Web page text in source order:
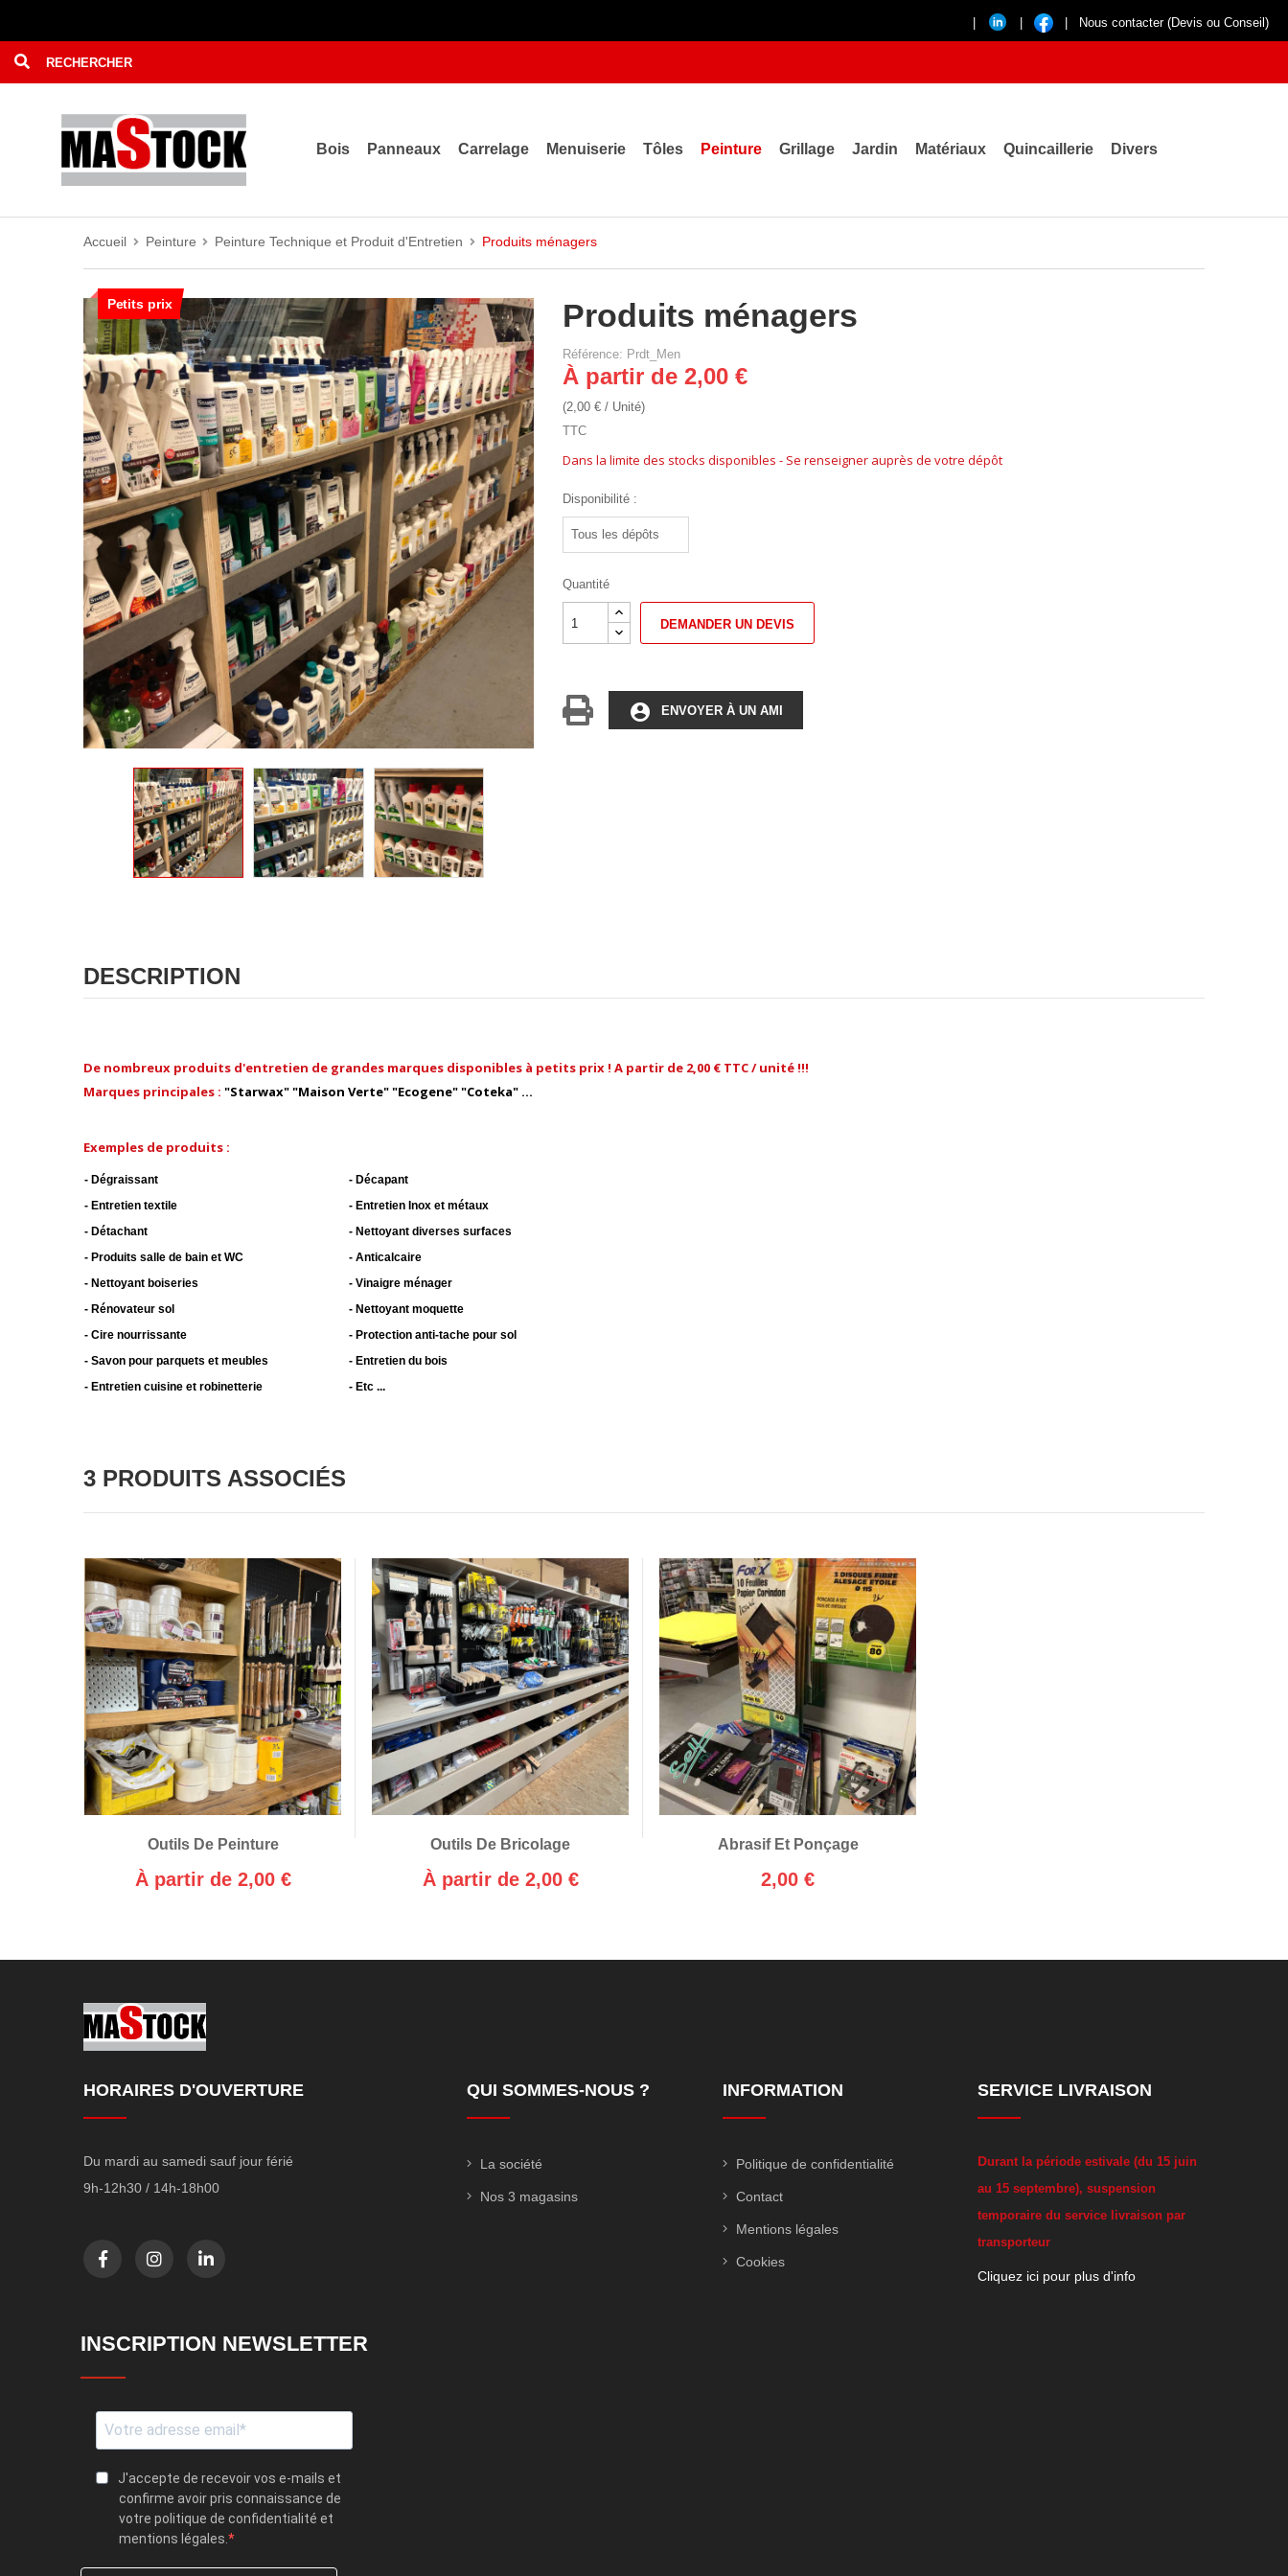
Nous contacter (Devis ou Conseil)
Bois Panneaux Carrelage Menuiserie Tôles Peinture Grillage Jardin Matériaux Quincaillerie Divers
Accueil Peinture Peinture Technique et Produit d'Entretien Produits ménagers
Petits prix Produits ménagers
Référence: Prdt_Men
À partir de 2,00 €
(2,00 € / Unité)
TTC
Dans la limite des stocks disponibles - Se renseigner auprès de votre dépôt
Disponibilité :
Quantité
DEMANDER UN DEVIS
account_circle ENVOYER À UN AMI
DESCRIPTION
De nombreux produits d'entretien de grandes marques disponibles à petits prix ! A partir de 2,00 € TTC / unité !!!
Marques principales : "Starwax" "Maison Verte" "Ecogene" "Coteka" ...
Exemples de produits :
- Dégraissant
- Décapant
- Entretien textile
- Entretien Inox et métaux
- Détachant
- Nettoyant diverses surfaces
- Produits salle de bain et WC
- Anticalcaire
- Nettoyant boiseries
- Vinaigre ménager
- Rénovateur sol
- Nettoyant moquette
- Cire nourrissante
- Protection anti-tache pour sol
- Savon pour parquets et meubles
- Entretien du bois
- Entretien cuisine et robinetterie
- Etc ...
3 PRODUITS ASSOCIÉS
Outils De Peinture
À partir de 2,00 €
Outils De Bricolage
À partir de 2,00 €
Abrasif Et Ponçage
2,00 €
HORAIRES D'OUVERTURE
Du mardi au samedi sauf jour férié
9h-12h30 / 14h-18h00
QUI SOMMES-NOUS ?
La société
Nos 3 magasins
INFORMATION
Politique de confidentialité
Contact
Mentions légales
Cookies
SERVICE LIVRAISON
Durant la période estivale (du 15 juin
au 15 septembre), suspension
temporaire du service livraison par
transporteur
Cliquez ici pour plus d'info
INSCRIPTION NEWSLETTER
J'accepte de recevoir vos e-mails et
confirme avoir pris connaissance de
votre politique de confidentialité et
mentions légales.